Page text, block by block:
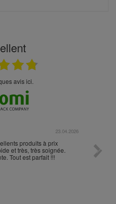
avis ici.
23.04.2026
produits à prix
et très, très soignée.
Tout est parfait !!!